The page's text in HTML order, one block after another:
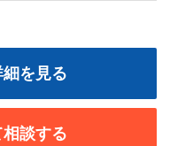
を見る
談する